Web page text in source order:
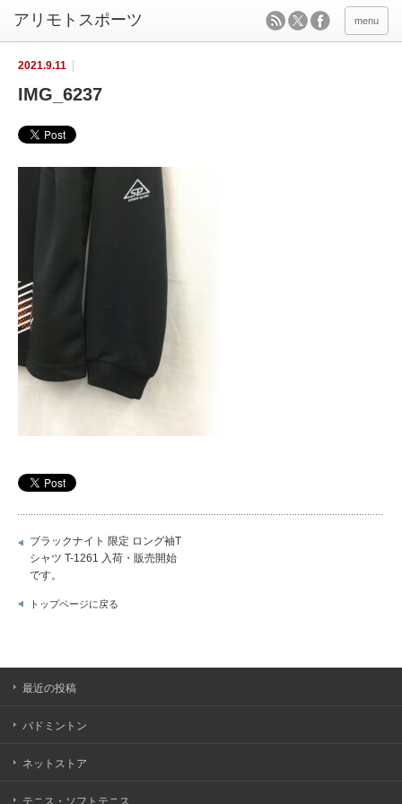
menu
2021.9.11
IMG_6237
ブラックナイト 限定 ロング袖T
シャツ T-1261 入荷・販売開始
です。
トップページに戻る
最近の投稿
バドミントン
ネットストア
テニス・ソフトテニス